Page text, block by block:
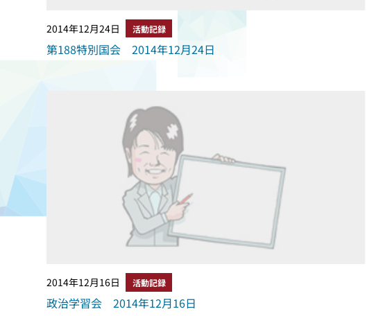
2014年12月24日 活動記録
第188特別国会 2014年12月24日
2014年12月16日 活動記録
政治学習会 2014年12月16日